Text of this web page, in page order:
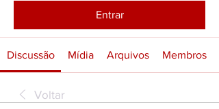
Entrar
Discussão Mídia Arquivos Membros
Voltar